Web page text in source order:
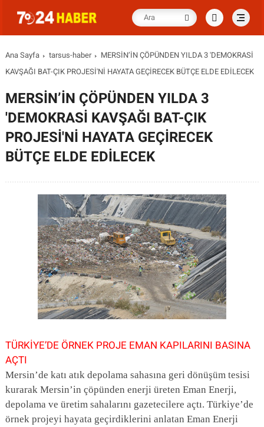
Ana Sayfa tarsus-haber
MERSİN’İN ÇÖPÜNDEN YILDA 3 'DEMOKRASİ
KAVŞAĞI BAT-ÇIK PROJESİ'Nİ HAYATA GEÇİRECEK BÜTÇE ELDE EDİLECEK
MERSİN’İN ÇÖPÜNDEN YILDA 3
'DEMOKRASİ KAVŞAĞI BAT-ÇIK
PROJESİ'Nİ HAYATA GEÇİRECEK
BÜTÇE ELDE EDİLECEK
TÜRKİYE’DE ÖRNEK PROJE EMAN KAPILARINI BASINA
AÇTI
Mersin’de katı atık depolama sahasına geri dönüşüm tesisi
kurarak Mersin’in çöpünden enerji üreten Eman Enerji,
depolama ve üretim sahalarını gazetecilere açtı. Türkiye’de
örnek projeyi hayata geçirdiklerini anlatan Eman Enerji